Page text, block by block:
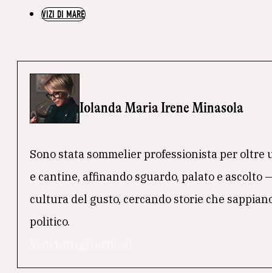
VIZI DI MARE
Iolanda Maria Irene Minasola
Sono stata sommelier professionista per
e cantine, affinando sguardo, palato e ascolto
cultura del gusto, cercando storie che
politico.